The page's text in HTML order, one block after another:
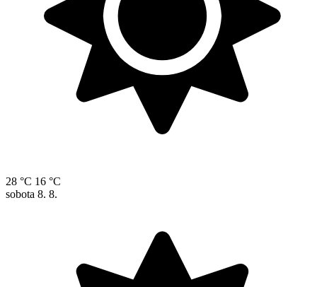
28 °C 16 °C
sobota 8. 8.